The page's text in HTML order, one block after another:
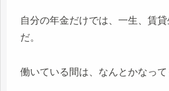
自分の年金だけでは、一生、賃
だ。
働いている間は、なんとかなって